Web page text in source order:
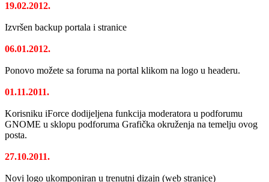
19.02.2012.
Izvršen backup portala i stranice
06.01.2012.
Ponovo možete sa foruma na portal klikom na logo u headeru.
01.11.2011.
Korisniku iForce dodijeljena funkcija moderatora u podforumu
GNOME u sklopu podforuma Grafička okruženja na temelju ovog
posta.
27.10.2011.
Novi logo ukomponiran u trenutni dizajn (web stranice)